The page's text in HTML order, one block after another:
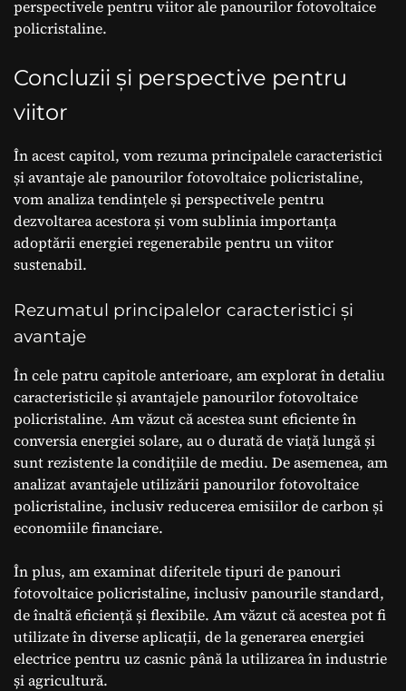
perspectivele pentru viitor ale panourilor fotovoltaice
policristaline.
Concluzii și perspective pentru
viitor
În acest capitol, vom rezuma principalele caracteristici
și avantaje ale panourilor fotovoltaice policristaline,
vom analiza tendințele și perspectivele pentru
dezvoltarea acestora și vom sublinia importanța
adoptării energiei regenerabile pentru un viitor
sustenabil.
Rezumatul principalelor caracteristici și
avantaje
În cele patru capitole anterioare, am explorat în detaliu
caracteristicile și avantajele panourilor fotovoltaice
policristaline. Am văzut că acestea sunt eficiente în
conversia energiei solare, au o durată de viață lungă și
sunt rezistente la condițiile de mediu. De asemenea, am
analizat avantajele utilizării panourilor fotovoltaice
policristaline, inclusiv reducerea emisiilor de carbon și
economiile financiare.
În plus, am examinat diferitele tipuri de panouri
fotovoltaice policristaline, inclusiv panourile standard,
de înaltă eficiență și flexibile. Am văzut că acestea pot fi
utilizate în diverse aplicații, de la generarea energiei
electrice pentru uz casnic până la utilizarea în industrie
și agricultură.